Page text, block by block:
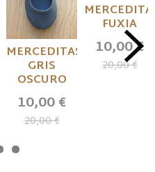
MERCEDITAS
GRIS
OSCURO
10,00 €
20,00 €
FUXIA
10,00 €
20,00 €